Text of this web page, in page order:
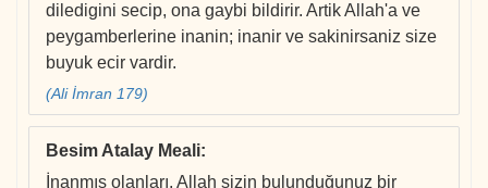
diledigini secip, ona gaybi bildirir. Artik Allah'a ve
peygamberlerine inanin; inanir ve sakinirsaniz size
buyuk ecir vardir.
(Ali İmran 179)
Besim Atalay Meali:
İnanmış olanları, Allah sizin bulunduğunuz bir